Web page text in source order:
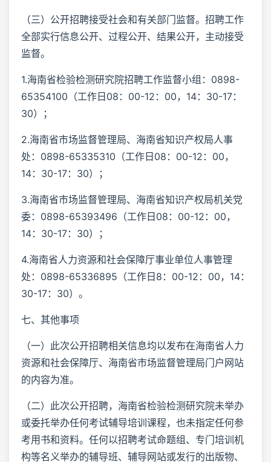
（三）公开招聘接受社会和有关部门监督。招聘工作
全部实行信息公开、过程公开、结果公开，主动接受
监督。
1.海南省检验检测研究院招聘工作监督小组：0898-
65354100（工作日08：00-12：00，14：30-17：
30）；
2.海南省市场监督管理局、海南省知识产权局人事
处：0898-65335310（工作日08：00-12：00，
14：30-17：30）；
3.海南省市场监督管理局、海南省知识产权局机关党
委：0898-65393496（工作日08：00-12：00，
14：30-17：30）；
4.海南省人力资源和社会保障厅事业单位人事管理
处：0898-65336895（工作日8：00-12：00，14：
30-17：30）。
七、其他事项
（一）此次公开招聘相关信息均以发布在海南省人力
资源和社会保障厅、海南省市场监督管理局门户网站
的内容为准。
（二）此次公开招聘，海南省检验检测研究院未举办
或委托举办任何考试辅导培训课程，也未指定任何参
考用书和资料。任何以招聘考试命题组、专门培训机
构等名义举办的辅导班、辅导网站或发行的出版物、